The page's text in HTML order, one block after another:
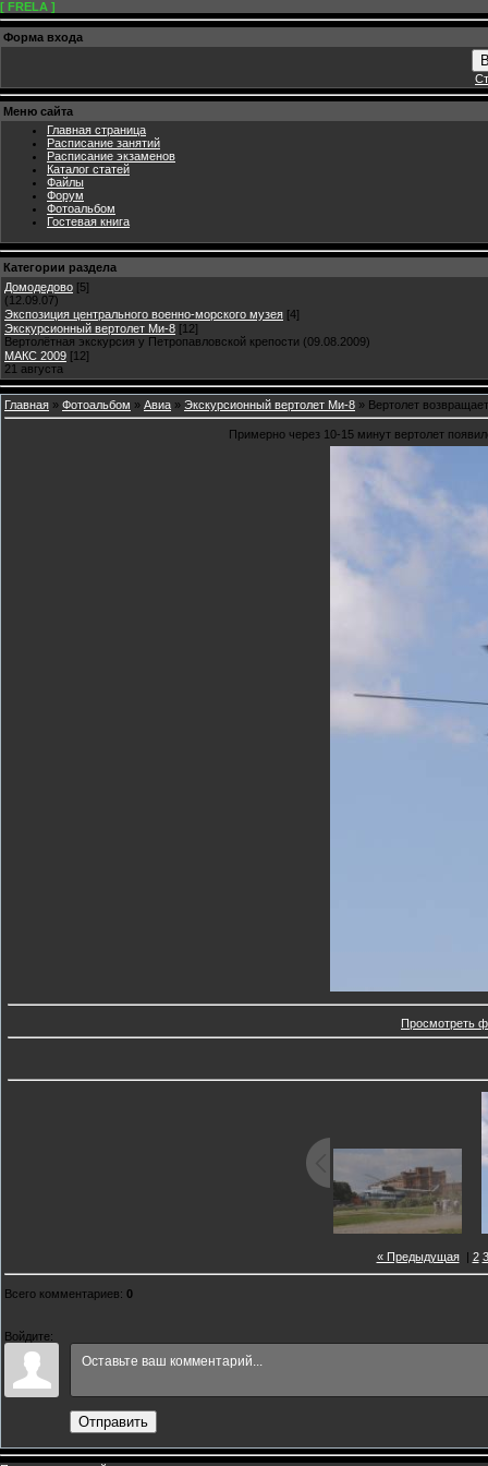
[ FRELA ]
Форма входа
Меню сайта
Главная страница
Расписание занятий
Расписание экзаменов
Каталог статей
Файлы
Форум
Фотоальбом
Гостевая книга
Категории раздела
Домодедово [5]
(12.09.07)
Экспозиция центрального военно-морского музея [4]
Экскурсионный вертолет Ми-8 [12]
Вертолётная экскурсия у Петропавловской крепости (09.08.2009)
МАКС 2009 [12]
21 августа
Главная » Фотоальбом » Авиа » Экскурсионный вертолет Ми-8 » Вертолет
Примерно через 10-15 минут вертолет
Просмотреть
« Предыдущая| 2 3
Всего комментариев: 0
Войдите:
Отправить